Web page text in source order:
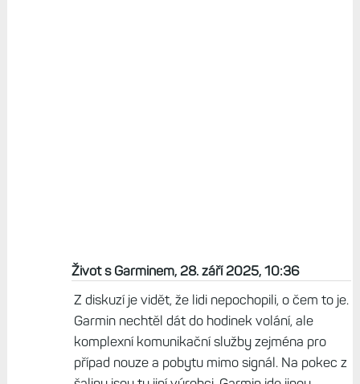
Život s Garminem, 28. září 2025, 10:36
Z diskuzí je vidět, že lidi nepochopili, o čem to je.
Garmin nechtěl dát do hodinek volání, ale
komplexní komunikační služby zejména pro
případ nouze a pobytu mimo signál. Na pokec z